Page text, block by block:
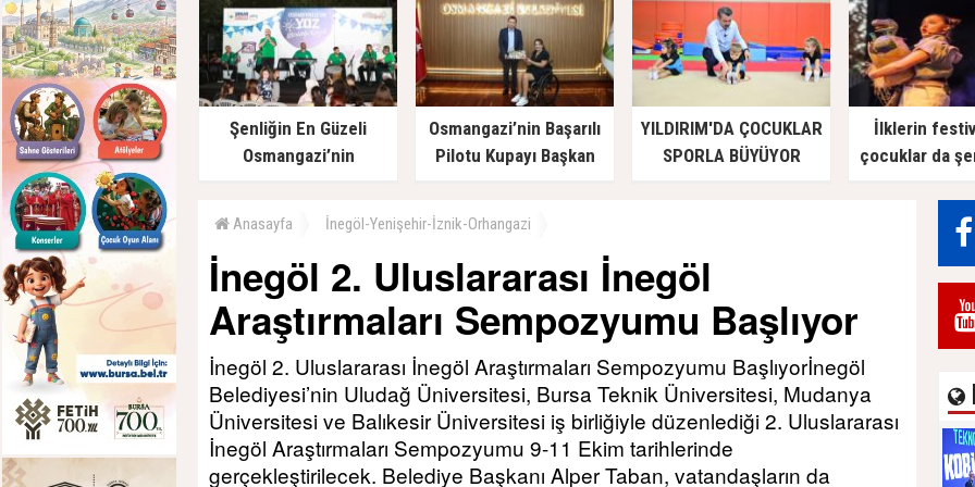
Şenliğin En Güzeli
Osmangazi’nin
Osmangazi’nin Başarılı
Pilotu Kupayı Başkan
YILDIRIM'DA ÇOCUKLAR
SPORLA BÜYÜYOR
İlklerin
çocuklar da
Anasayfa İnegöl-Yenişehir-İznik-Orhangazi
İnegöl 2. Uluslararası İnegöl
Araştırmaları Sempozyumu Başlıyor
İnegöl 2. Uluslararası İnegöl Araştırmaları Sempozyumu Başlıyorİnegöl
Belediyesi’nin Uludağ Üniversitesi, Bursa Teknik Üniversitesi, Mudanya
Üniversitesi ve Balıkesir Üniversitesi iş birliğiyle düzenlediği 2. Uluslararası
İnegöl Araştırmaları Sempozyumu 9-11 Ekim tarihlerinde
gerçekleştirilecek. Belediye Başkanı Alper Taban, vatandaşların da